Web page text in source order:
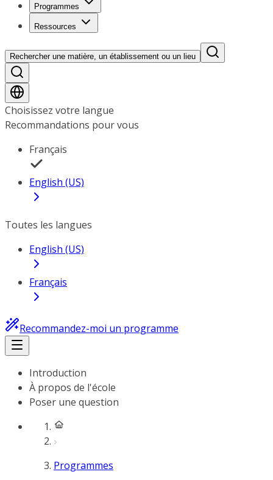
Programmes
Ressources
Rechercher une matière, un établissement ou un lieu
Choisissez votre langue
Recommandations pour vous
Français
English (US)
Toutes les langues
English (US)
Français
Recommandez-moi un programme
Introduction
À propos de l'école
Poser une question
Programmes